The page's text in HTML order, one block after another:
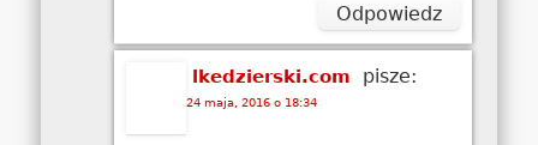
Odpowiedz
lkedzierski.com pisze:
24 maja, 2016 o 18:34